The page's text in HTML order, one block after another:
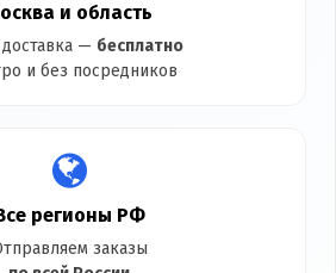
и область
— бесплатно
и без посредников
регионы РФ
заказы